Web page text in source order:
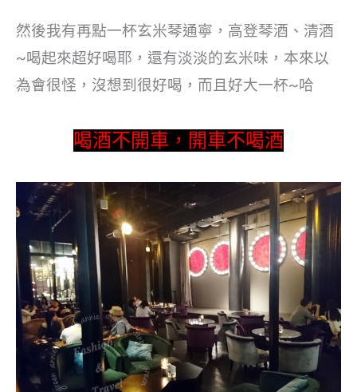
然後我有再點一杯玄米琴通寧，高登琴酒、清酒
~喝起來超好喝耶，還有淡淡的玄米味，本來以
為會很怪，沒想到很好喝，而且好大一杯~哈
喝酒不開車，開車不喝酒